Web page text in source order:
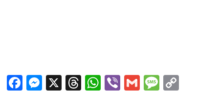
Facebook
Messenger
X Threads
WhatsApp
ViberGmail